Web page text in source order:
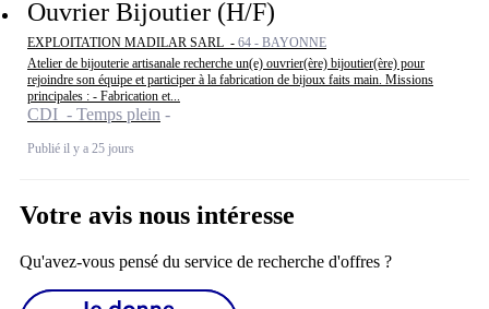
Ouvrier Bijoutier (H/F)
EXPLOITATION MADILAR SARL - 64 - BAYONNE
Atelier de bijouterie artisanale recherche un(e) ouvrier(ère) bijoutier(ère) pour
rejoindre son équipe et participer à la fabrication de bijoux faits main. Missions
principales : - Fabrication et...
CDI - Temps plein
Publié il y a 25 jours
Votre avis nous intéresse
Qu'avez-vous pensé du service de recherche d'offres ?